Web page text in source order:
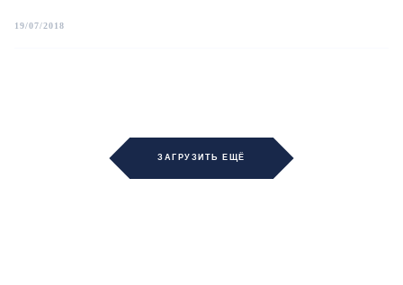
19/07/2018
ЗАГРУЗИТЬ ЕЩЁ